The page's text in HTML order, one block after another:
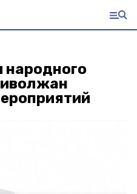
народного